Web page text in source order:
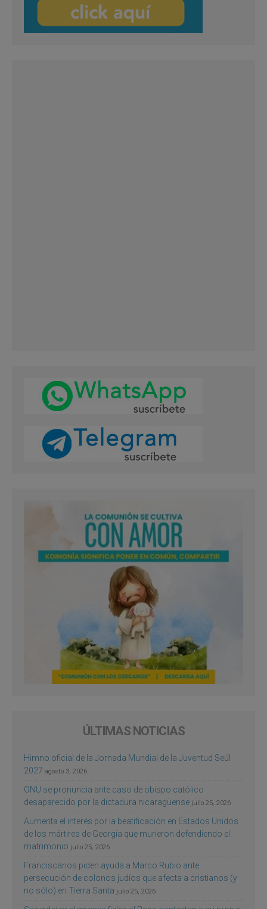
ÚLTIMAS NOTICIAS
Himno oficial de la Jornada Mundial de la Juventud Seúl
2027 agosto 3, 2026
ONU se pronuncia ante caso de obispo católico
desaparecido por la dictadura nicaragüense julio 25, 2026
Aumenta el interés por la beatificación en Estados Unidos
de los mártires de Georgia que murieron defendiendo el
matrimonio julio 25, 2026
Franciscanos piden ayuda a Marco Rubio ante
persecución de colonos judíos que afecta a cristianos (y
no sólo) en Tierra Santa julio 25, 2026